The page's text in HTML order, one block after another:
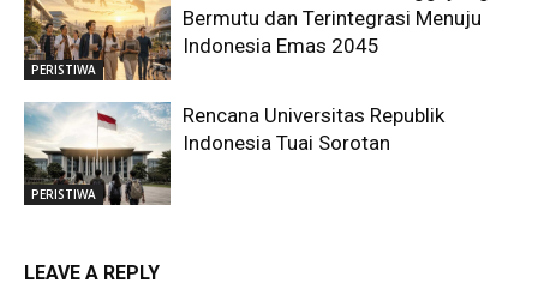
PERISTIWA
Bermutu dan Terintegrasi Menuju
Indonesia Emas 2045
PERISTIWA
Rencana Universitas Republik
Indonesia Tuai Sorotan
LEAVE A REPLY